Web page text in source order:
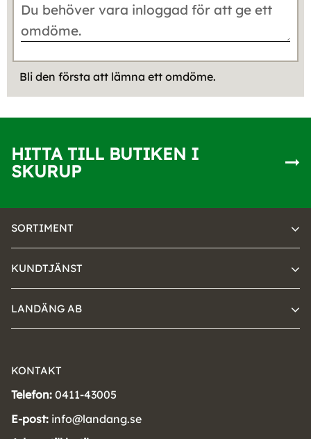
Bli den första att lämna ett omdöme.
HITTA TILL BUTIKEN I
SKURUP
SORTIMENT
KUNDTJÄNST
LANDÄNG AB
KONTAKT
Telefon: 0411-43005
E-post: info@landang.se